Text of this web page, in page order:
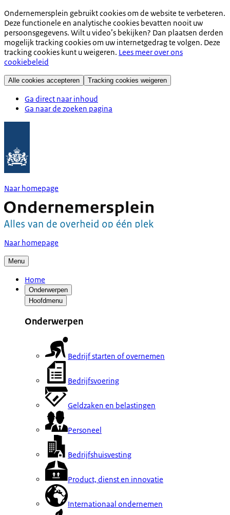
Ondernemersplein gebruikt cookies om de website te verbeteren.
Deze functionele en analytische cookies bevatten nooit uw
persoonsgegevens. Wilt u video’s bekijken? Dan plaatsen derden
mogelijk tracking cookies om uw internetgedrag te volgen. Deze
tracking cookies kunt u weigeren. Lees meer over ons
cookiebeleid
Alle cookies accepteren Tracking cookies weigeren
Ga direct naar inhoud
Ga naar de zoeken pagina
Naar homepage
Naar homepage
Menu
Home
Onderwerpen
Hoofdmenu
Onderwerpen
Bedrijf starten of overnemen
Bedrijfsvoering
Geldzaken en belastingen
Personeel
Bedrijfshuisvesting
Product, dienst en innovatie
Internationaal ondernemen